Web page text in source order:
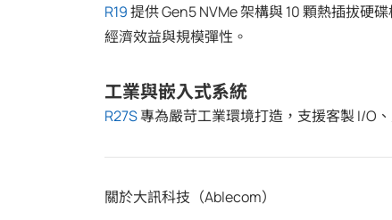
R19提供 Gen5 NVMe 架構與 10 顆熱插拔硬
經濟效益與規模彈性。
工業與嵌入式系統
R27S專為嚴苛工業環境打造，支援客製 I/O
關於大訊科技（Ablecom）